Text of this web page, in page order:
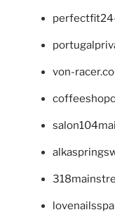
von-